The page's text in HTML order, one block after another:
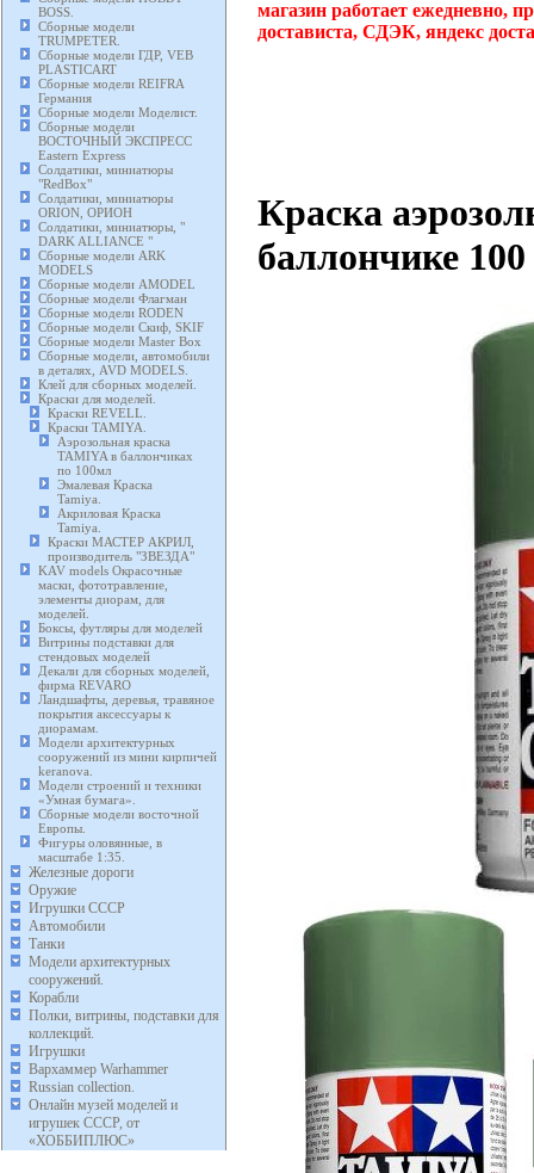
BOSS.
Сборные модели
TRUMPETER.
Сборные модели ГДР, VEB
PLASTICART
Сборные модели REIFRA
Германия
Сборные модели Моделист.
Сборные модели
ВОСТОЧНЫЙ ЭКСПРЕСС
Eastern Express
Солдатики, миниатюры
"RedBox"
Солдатики, миниатюры
ORION, ОРИОН
Солдатики, миниатюры, "
DARK ALLIANCE "
Сборные модели ARK
MODELS
Сборные модели AMODEL
Сборные модели Флагман
Сборные модели RODEN
Сборные модели Скиф, SKIF
Сборные модели Master Box
Сборные модели, автомобили
в деталях, AVD MODELS.
Клей для сборных моделей.
Краски для моделей.
Краски REVELL.
Краски TAMIYA.
Аэрозольная краска
TAMIYA в баллончиках
по 100мл
Эмалевая Краска
Tamiya.
Акриловая Краска
Tamiya.
Краски МАСТЕР АКРИЛ,
производитель "ЗВЕЗДА"
KAV models Окрасочные
маски, фототравление,
элементы диорам, для
моделей.
Боксы, футляры для моделей
Витрины подставки для
стендовых моделей
Декали для сборных моделей,
фирма REVARO
Ландшафты, деревья, травяное
покрытия аксессуары к
диорамам.
Модели архитектурных
сооружений из мини кирпичей
keranova.
Модели строений и техники
«Умная бумага».
Сборные модели восточной
Европы.
Фигуры оловянные, в
масштабе 1:35.
Железные дороги
Оружие
Игрушки СССР
Автомобили
Танки
Модели архитектурных
сооружений.
Корабли
Полки, витрины, подставки для
коллекций.
Игрушки
Вархаммер Warhammer
Russian collection.
Онлайн музей моделей и
игрушек СССР, от
«ХОББИПЛЮС»
магазин работает ежедневно,
достависта, СДЭК, яндекс
Краска
баллончике